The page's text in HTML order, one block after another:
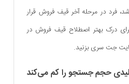
فرد در مرحله آخر قیف فروش قرار
درک بهتر اصطلاح قیف فروش در
جت سری بزنید.
حجم جستجو را کم می‌کند